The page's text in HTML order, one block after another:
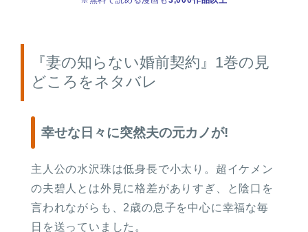
『妻の知らない婚前契約』1巻の見
どころをネタバレ
幸せな日々に突然夫の元カノが!
主人公の水沢珠は低身長で小太り。超イケメン
の夫碧人とは外見に格差がありすぎ、と陰口を
言われながらも、2歳の息子を中心に幸福な毎
日を送っていました。